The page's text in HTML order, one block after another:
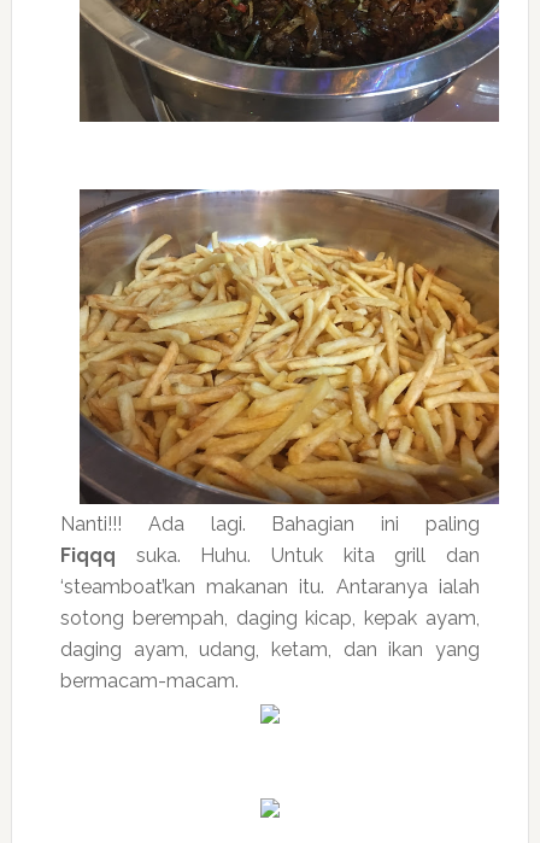
Nanti!!! Ada lagi. Bahagian ini paling
Fiqqq suka. Huhu. Untuk kita grill dan
‘steamboat’kan makanan itu. Antaranya ialah
sotong berempah, daging kicap, kepak ayam,
daging ayam, udang, ketam, dan ikan yang
bermacam-macam.